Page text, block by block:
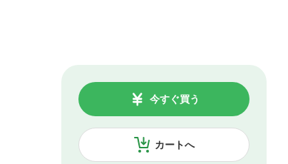
カートへ
今すぐ買う